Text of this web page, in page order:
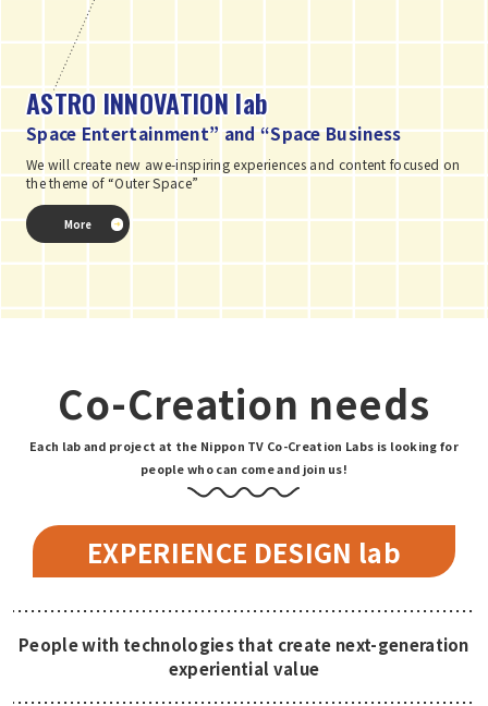
ASTRO INNOVATION lab
Space Entertainment” and “Space Business
We will create new awe-inspiring experiences and content focused on
the theme of “Outer Space”
More
Co-Creation needs
Each lab and project at the Nippon TV Co-Creation Labs is looking for
people who can come and join us!
EXPERIENCE DESIGN lab
People with technologies that create next-generation
experiential value